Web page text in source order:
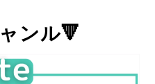
ンル🔻